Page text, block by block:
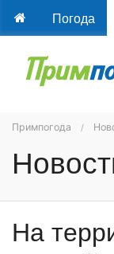
Погода
Примпогода
На